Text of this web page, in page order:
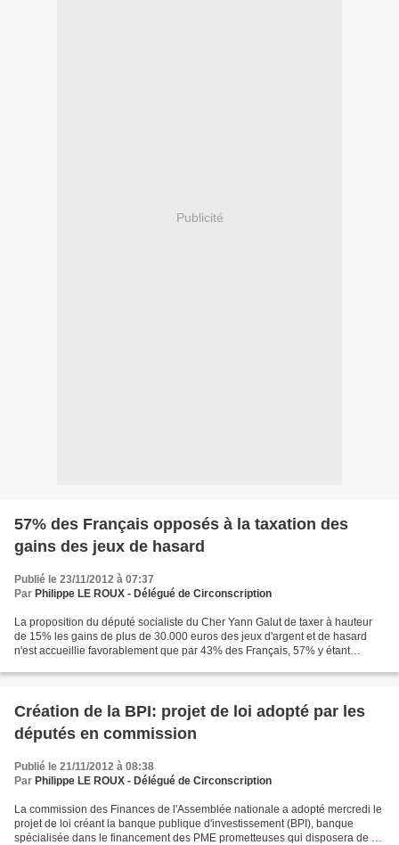
Publicité
57% des Français opposés à la taxation des
gains des jeux de hasard
Publié le 23/11/2012 à 07:37
Par Philippe LE ROUX - Délégué de Circonscription
La proposition du député socialiste du Cher Yann Galut de taxer à hauteur
de 15% les gains de plus de 30.000 euros des jeux d'argent et de hasard
n'est accueillie favorablement que par 43% des Français, 57% y étant
Création de la BPI: projet de loi adopté par les
députés en commission
Publié le 21/11/2012 à 08:38
Par Philippe LE ROUX - Délégué de Circonscription
La commission des Finances de l'Assemblée nationale a adopté mercredi le
projet de loi créant la banque publique d'investissement (BPI), banque
spécialisée dans le financement des PME prometteuses qui disposera de 42